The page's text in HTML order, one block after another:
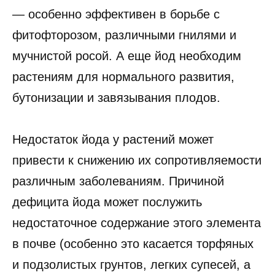
— особенно эффективен в борьбе с
фитофторозом, различными гнилями и
мучнистой росой. А еще йод необходим
растениям для нормального развития,
бутонизации и завязывания плодов.
Недостаток йода у растений может
привести к снижению их сопротивляемости
различным заболеваниям. Причиной
дефицита йода может послужить
недостаточное содержание этого элемента
в почве (особенно это касается торфяных
и подзолистых грунтов, легких супесей, а